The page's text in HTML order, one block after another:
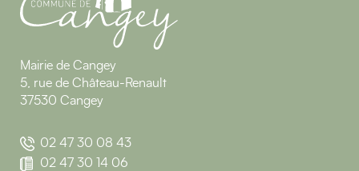
Mairie de Cangey
5, rue de Château-Renault
37530 Cangey
02 47 30 08 43
02 47 30 14 06